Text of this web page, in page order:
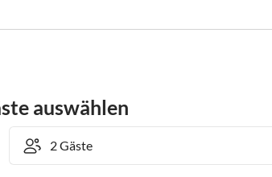
auswählen